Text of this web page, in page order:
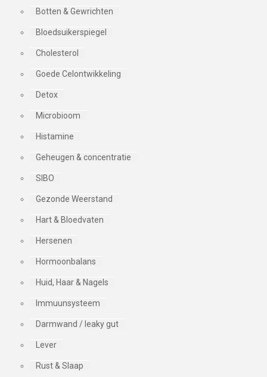
Botten & Gewrichten
Bloedsuikerspiegel
Cholesterol
Goede Celontwikkeling
Detox
Microbioom
Histamine
Geheugen & concentratie
SIBO
Gezonde Weerstand
Hart & Bloedvaten
Hersenen
Hormoonbalans
Huid, Haar & Nagels
Immuunsysteem
Darmwand / leaky gut
Lever
Rust & Slaap